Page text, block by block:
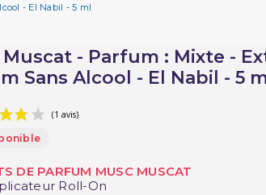
- El Nabil - 5 ml
Muscat - Parfum : Mixte -
Sans Alcool - El Nabil - 5
DE PARFUM MUSC MUSCAT
Roll-On